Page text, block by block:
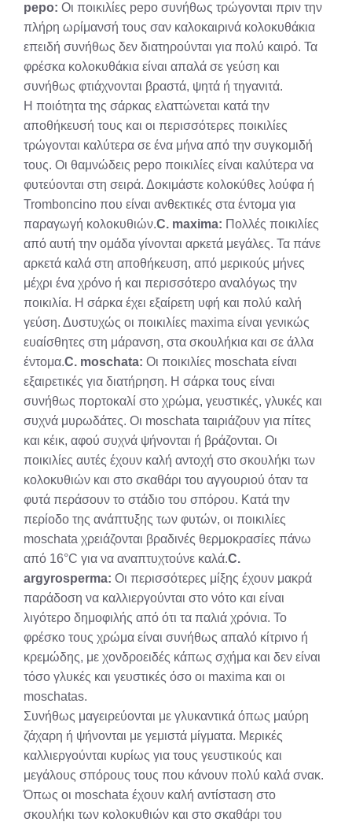
pepo: Οι ποικιλίες pepo συνήθως τρώγονται πριν την
πλήρη ωρίμανσή τους σαν καλοκαιρινά κολοκυθάκια
επειδή συνήθως δεν διατηρούνται για πολύ καιρό. Τα
φρέσκα κολοκυθάκια είναι απαλά σε γεύση και
συνήθως φτιάχνονται βραστά, ψητά ή τηγανιτά.
Η ποιότητα της σάρκας ελαττώνεται κατά την
αποθήκευσή τους και οι περισσότερες ποικιλίες
τρώγονται καλύτερα σε ένα μήνα από την συγκομιδή
τους. Οι θαμνώδεις pepo ποικιλίες είναι καλύτερα να
φυτεύονται στη σειρά. Δοκιμάστε κολοκύθες λούφα ή
Tromboncino που είναι ανθεκτικές στα έντομα για
παραγωγή κολοκυθιών.C. maxima: Πολλές ποικιλίες
από αυτή την ομάδα γίνονται αρκετά μεγάλες. Τα πάνε
αρκετά καλά στη αποθήκευση, από μερικούς μήνες
μέχρι ένα χρόνο ή και περισσότερο αναλόγως την
ποικιλία. Η σάρκα έχει εξαίρετη υφή και πολύ καλή
γεύση. Δυστυχώς οι ποικιλίες maxima είναι γενικώς
ευαίσθητες στη μάρανση, στα σκουλήκια και σε άλλα
έντομα.C. moschata: Οι ποικιλίες moschata είναι
εξαιρετικές για διατήρηση. Η σάρκα τους είναι
συνήθως πορτοκαλί στο χρώμα, γευστικές, γλυκές και
συχνά μυρωδάτες. Οι moschata ταιριάζουν για πίτες
και κέικ, αφού συχνά ψήνονται ή βράζονται. Οι
ποικιλίες αυτές έχουν καλή αντοχή στο σκουλήκι των
κολοκυθιών και στο σκαθάρι του αγγουριού όταν τα
φυτά περάσουν το στάδιο του σπόρου. Κατά την
περίοδο της ανάπτυξης των φυτών, οι ποικιλίες
moschata χρειάζονται βραδινές θερμοκρασίες πάνω
από 16°C για να αναπτυχτούνε καλά.C.
argyrosperma: Οι περισσότερες μίξης έχουν μακρά
παράδοση να καλλιεργούνται στο νότο και είναι
λιγότερο δημοφιλής από ότι τα παλιά χρόνια. Το
φρέσκο τους χρώμα είναι συνήθως απαλό κίτρινο ή
κρεμώδης, με χονδροειδές κάπως σχήμα και δεν είναι
τόσο γλυκές και γευστικές όσο οι maxima και οι
moschatas.
Συνήθως μαγειρεύονται με γλυκαντικά όπως μαύρη
ζάχαρη ή ψήνονται με γεμιστά μίγματα. Μερικές
καλλιεργούνται κυρίως για τους γευστικούς και
μεγάλους σπόρους τους που κάνουν πολύ καλά σνακ.
Όπως οι moschata έχουν καλή αντίσταση στο
σκουλήκι των κολοκυθιών και στο σκαθάρι του